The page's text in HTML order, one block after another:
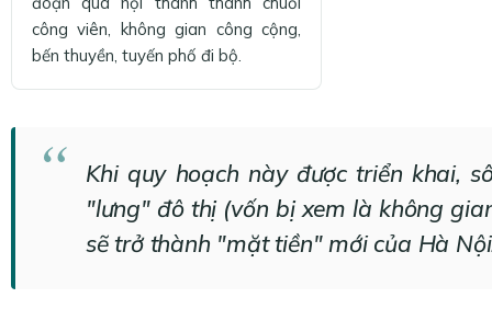
công viên, không gian công cộng,
bến thuyền, tuyến phố đi bộ.
Khi quy hoạch này được triển khai,
"lưng" đô thị (vốn bị xem là không
sẽ trở thành "mặt tiền" mới của Hà